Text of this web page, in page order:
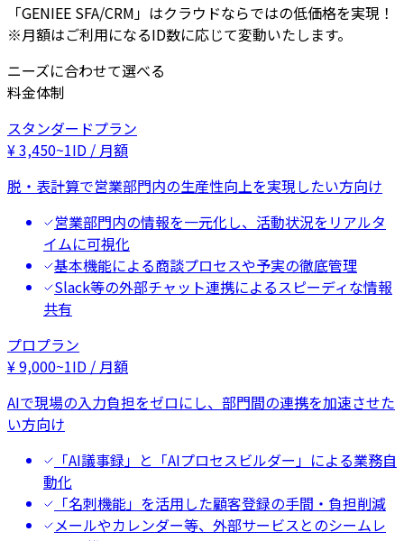
「GENIEE SFA/CRM」はクラウドならではの低価格を実現！
※月額はご利用になるID数に応じて変動いたします。
ニーズに合わせて選べる
料金体制
スタンダードプラン
¥3,450~1ID / 月額
脱・表計算で営業部門内の生産性向上を実現したい方向け
営業部門内の情報を一元化し、活動状況をリアルタ
イムに可視化
基本機能による商談プロセスや予実の徹底管理
Slack等の外部チャット連携によるスピーディな情報
共有
プロプラン
¥9,000~1ID / 月額
AIで現場の入力負担をゼロにし、部門間の連携を加速させた
い方向け
「AI議事録」と「AIプロセスビルダー」による業務自
動化
「名刺機能」を活用した顧客登録の手間・負担削減
メールやカレンダー等、外部サービスとのシームレ